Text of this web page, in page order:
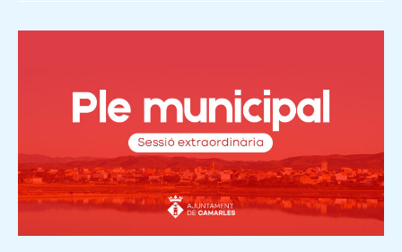
CRÒNICA
PLE
EXTRAORDINARI